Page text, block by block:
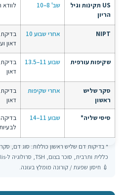
US תקינות וגיל
הריון
שב' 8–10 לוודא
NIPT אחרי שבוע 10
דאון
שקיפות עורפית שבוע 11–13.5
דאון
סקר שליש
ראשון
אחרי שקיפות
דאון
סיסי שליה* שבוע 11–14
* בדיקות דם שליש ראשון כוללות: סוג דם,
כללית ותרבית, סוכר בצום, TSH, סרולוגיה ל-HIV, HBSAG, Syphilis.
💉 חיסון שפעת / קורונה מומלץ בעונה.